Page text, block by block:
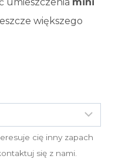
większego
cię inny zapach
się z nami.